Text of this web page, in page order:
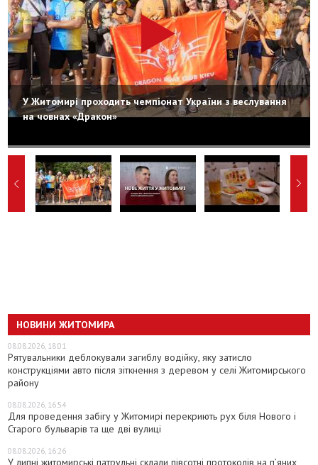
У Житомирі проходить чемпіонат України з веслування
на човнах «Дракон»
НОВИНИ ЖИТОМИРА
08.08.2026, 18:01
Рятувальники деблокували загиблу водійку, яку затисло
конструкціями авто після зіткнення з деревом у селі Житомирського
району
08.08.2026, 16:54
Для проведення забігу у Житомирі перекриють рух біля Нового і
Старого бульварів та ще дві вулиці
08.08.2026, 16:26
У липні житомирські патрульні склали півсотні протоколів на пʼяних